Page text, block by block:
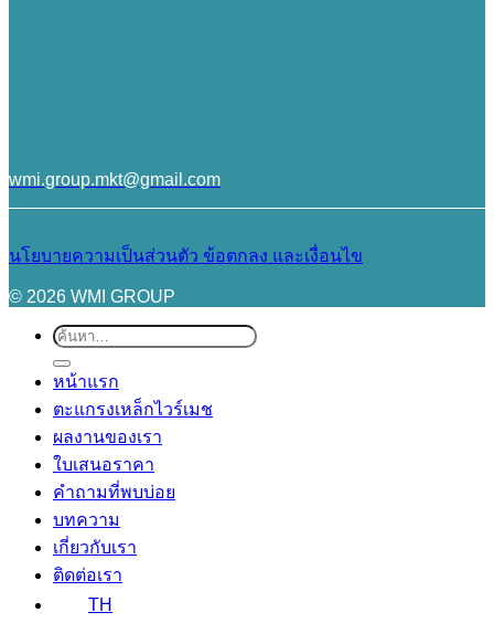
wmi.group.mkt@gmail.com
นโยบายความเป็นส่วนตัว ข้อตกลง และเงื่อนไข
© 2026 WMI GROUP
ค้นหา:
หน้าแรก
ตะแกรงเหล็กไวร์เมช
ผลงานของเรา
ใบเสนอราคา
คำถามที่พบบ่อย
บทความ
เกี่ยวกับเรา
ติดต่อเรา
TH